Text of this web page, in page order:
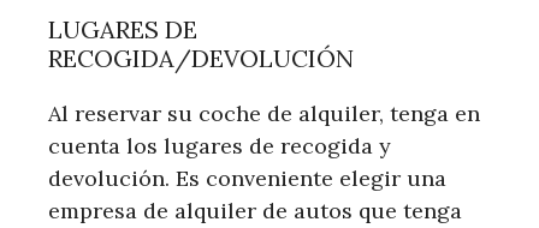
LUGARES DE
RECOGIDA/DEVOLUCIÓN
Al reservar su coche de alquiler, tenga en
cuenta los lugares de recogida y
devolución. Es conveniente elegir una
empresa de alquiler de autos que tenga